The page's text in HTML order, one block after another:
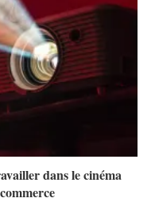
dans le cinéma